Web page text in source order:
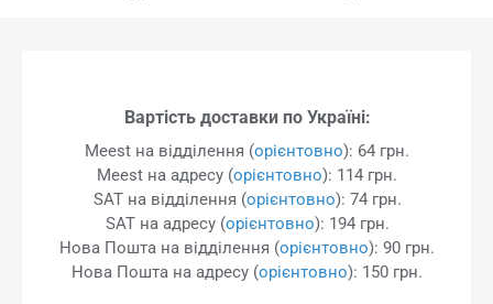
Вартість доставки по Україні:
Meest на відділення (орієнтовно): 64 грн.
Meest на адресу (орієнтовно): 114 грн.
SAT на відділення (орієнтовно): 74 грн.
SAT на адресу (орієнтовно): 194 грн.
Нова Пошта на відділення (орієнтовно): 90 грн.
Нова Пошта на адресу (орієнтовно): 150 грн.